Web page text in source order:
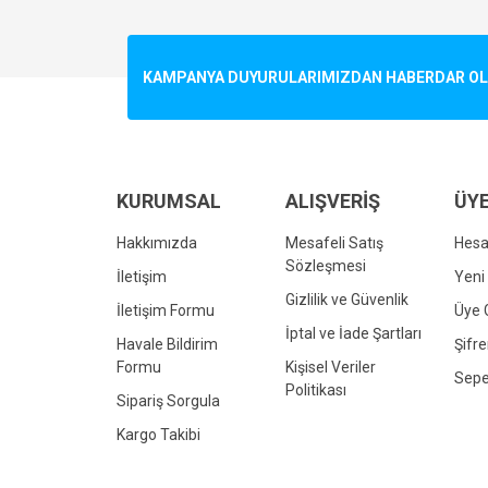
Ürün resmi kalitesiz, bozuk veya
Bu ürüne benzer farklı alternatifler olmalı.
KAMPANYA DUYURULARIMIZDAN HABERDAR
KURUMSAL
Hakkımızda
İletişim
İletişim Formu
Havale Bildirim
Formu
Sipariş Sorgula
Kargo Takibi
ALIŞVERİŞ
Mesafeli Satış
Sözleşmesi
Gizlilik ve Güvenlik
İptal ve İade Şartları
Kişisel Veriler
Politikası
Yeni
Üye